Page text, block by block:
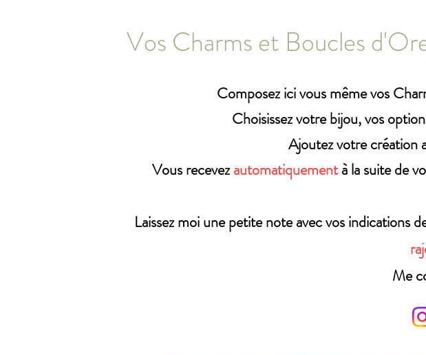
Vos Charms et Boucles
Composezicivous même vos
Choisissez votre bijou, vos
Ajoutez votre création
Vous recevezautomatiquementà la suite de
Laissez moi une petite note avec vos indications
Me